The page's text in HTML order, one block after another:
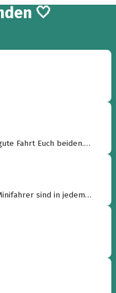
🤍
Fahrt Euch beiden.
sind in jedem